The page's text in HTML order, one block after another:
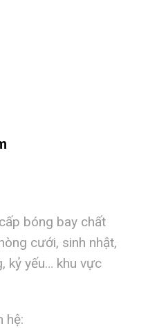
bóng bay chất
cưới, sinh nhật,
kỷ yếu… khu vực
hệ: